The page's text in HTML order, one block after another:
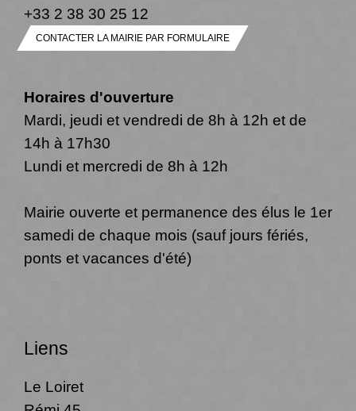
+33 2 38 30 25 12
CONTACTER LA MAIRIE PAR FORMULAIRE
Horaires d'ouverture
Mardi, jeudi et vendredi de 8h à 12h et de
14h à 17h30
Lundi et mercredi de 8h à 12h
Mairie ouverte et permanence des élus le 1er
samedi de chaque mois (sauf jours fériés,
ponts et vacances d'été)
Liens
Le Loiret